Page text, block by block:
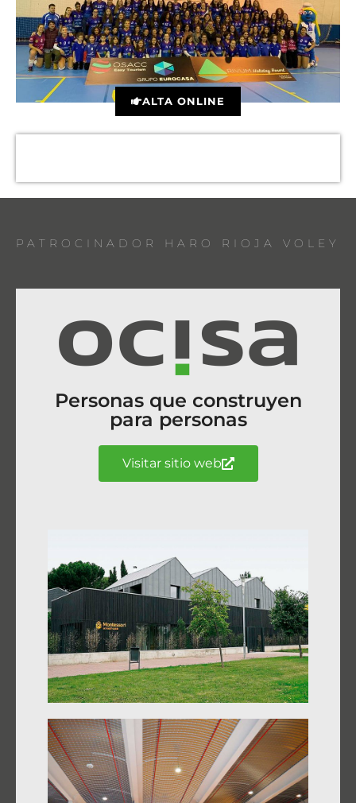
ALTA ONLINE
PATROCINADOR HARO RIOJA VOLEY
Personas que construyen
para personas
Visitar sitio web